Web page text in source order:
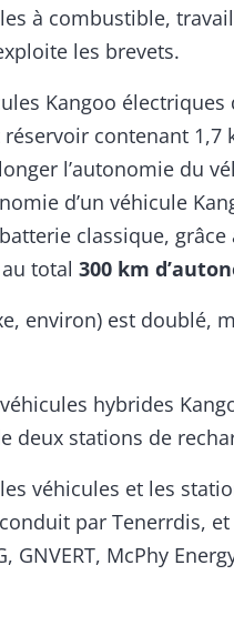
à combustible,
les brevets.
Kangoo électriques
contenant 1,7
l’autonomie du
d’un véhicule
classique, grâce
total 300 km
environ) est doublé,
hybrides
deux stations de
véhicules et les
par Tenerrdis, et
GNVERT, McPhy